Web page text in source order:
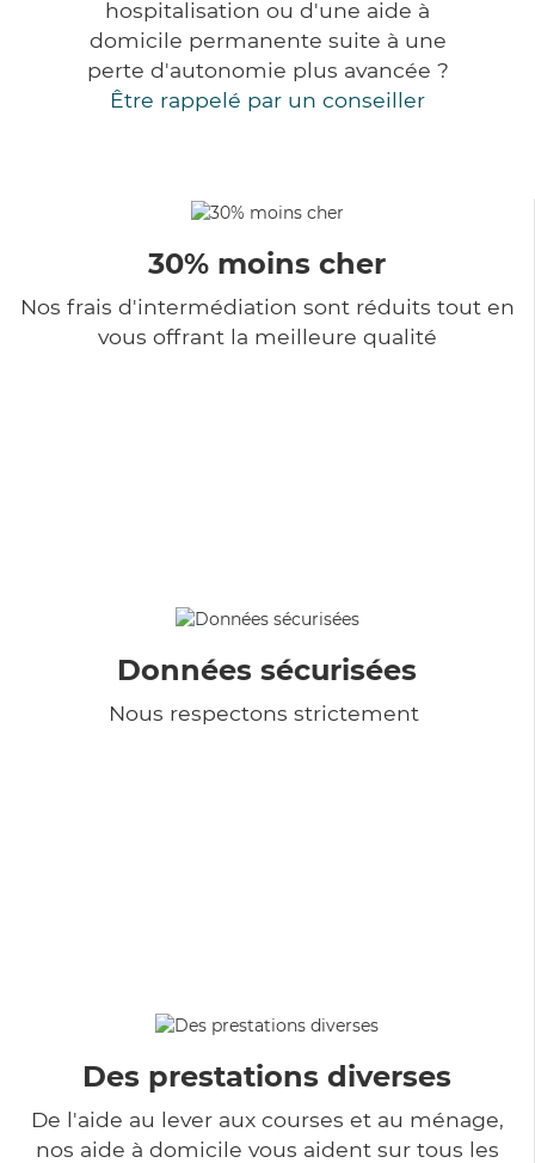
hospitalisation ou d'une aide à
domicile permanente suite à une
perte d'autonomie plus avancée ?
Être rappelé par un conseiller
30% moins cher
Nos frais d'intermédiation sont réduits tout en
vous offrant la meilleure qualité
Données sécurisées
Nous respectons strictement
Des prestations diverses
De l'aide au lever aux courses et au ménage,
nos aide à domicile vous aident sur tous les